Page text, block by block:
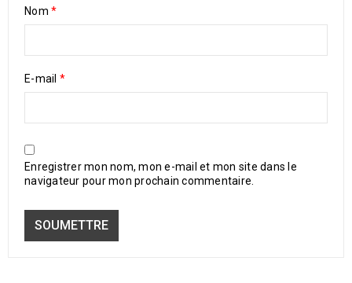
Nom *
E-mail *
Enregistrer mon nom, mon e-mail et mon site dans le
navigateur pour mon prochain commentaire.